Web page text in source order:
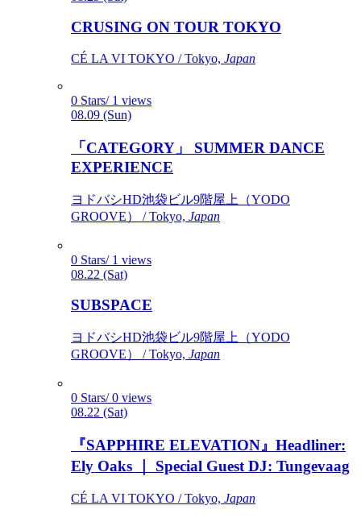
CRUSING ON TOUR TOKYO
CÉ LA VI TOKYO / Tokyo, Japan
0 Stars/ 1 views
08.09 (Sun)
「CATEGORY」 SUMMER DANCE
EXPERIENCE
ヨドバシHD池袋ビル9階屋上（YODO
GROOVE） / Tokyo, Japan
0 Stars/ 1 views
08.22 (Sat)
SUBSPACE
ヨドバシHD池袋ビル9階屋上（YODO
GROOVE） / Tokyo, Japan
0 Stars/ 0 views
08.22 (Sat)
『SAPPHIRE ELEVATION』Headliner:
Ely Oaks ｜ Special Guest DJ: Tungevaag
CÉ LA VI TOKYO / Tokyo, Japan